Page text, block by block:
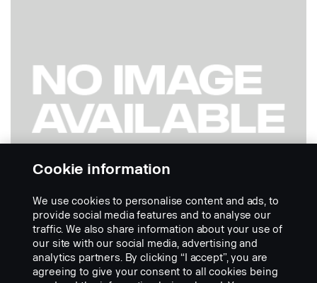
SISTEMAS DE CÂMARAS PARA O SMART DASH
Smart dash Monitors
Cookie information
We use cookies to personalise content and ads, to
provide social media features and to analyse our
traffic. We also share information about your use of
our site with our social media, advertising and
analytics partners. By clicking “I accept”, you are
agreeing to give your consent to all cookies being